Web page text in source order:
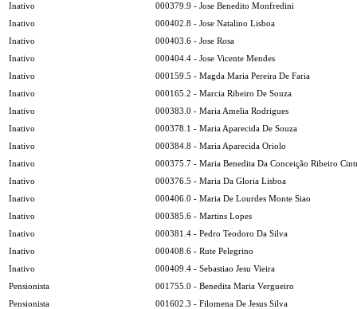
Inativo
000379.9 - Jose Benedito Monfredini
Inativo
000402.8 - Jose Natalino Lisboa
Inativo
000403.6 - Jose Rosa
Inativo
000404.4 - Jose Vicente Mendes
Inativo
000159.5 - Magda Maria Pereira De Faria
Inativo
000165.2 - Marcia Ribeiro De Souza
Inativo
000383.0 - Maria Amelia Rodrigues
Inativo
000378.1 - Maria Aparecida De Souza
Inativo
000384.8 - Maria Aparecida Oriolo
Inativo
000375.7 - Maria Benedita Da Conceição Ribeiro
Inativo
000376.5 - Maria Da Gloria Lisboa
Inativo
000406.0 - Maria De Lourdes Monte Siao
Inativo
000385.6 - Martins Lopes
Inativo
000381.4 - Pedro Teodoro Da Silva
Inativo
000408.6 - Rute Pelegrino
Inativo
000409.4 - Sebastiao Jesu Vieira
Pensionista
001755.0 - Benedita Maria Vergueiro
Pensionista
001602.3 - Filomena De Jesus Silva